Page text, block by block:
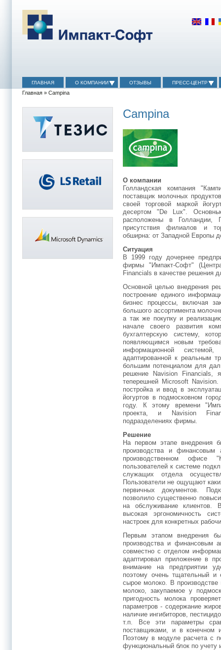
ГЛАВНАЯ О КОМПАНИИ ОТЗЫВЫ ПРЕСС-ЦЕНТР
Главная » Campina
Campina
О компании
Голландская компания
поставщик молочных
своей торговой маркой
десертом "De Lux".
расположены в Голландии,
присутствия филиалов и
обширна: от Западной Европы
Ситуация
В 1999 году дочернее
фирмы "Импакт-Софт"
Financials в качестве решения
Основной целью внедрения
построение единого
бизнес процессы, включая
большого ассортимента
а так же покупку и
начале своего развития
бухгалтерскую систему,
появляющимся новым
информационной
адаптированной к реальным
большим потенциалом для
решение Navision Financials,
теперешней Microsoft
постройка и ввод в
йогуртов в подмосковном
году. К этому времени
проекта, и Navision
подразделениях фирмы.
Решение
На первом этапе внедрения
производства и финансовым
производственном офисе
пользователей к системе
служащих отдела
Пользователи не ощущают
первичных документов.
позволило существенно
на обслуживание клиентов.
высокая эргономичность
настроек для конкретных
Первым этапом внедрения
производства и финансовым
совместно с отделом
адаптировал приложение в
внимание на предприятии
поэтому очень тщательный и
сырое молоко. В производстве
молоко, закупаемое у
пригодность молока
параметров - содержание
наличие ингибиторов,
т.п. Все эти параметры
поставщиками, и в конечном
Поэтому в модуле расчета с
функциональный блок по учету